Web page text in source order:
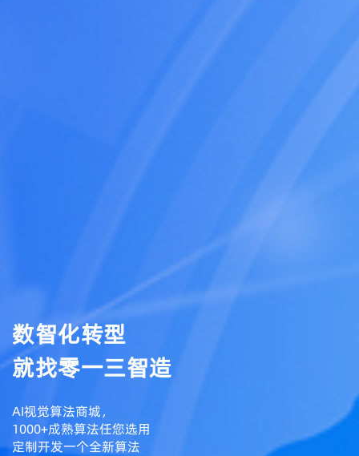
数智化转型
就找零一三智造
AI视觉算法商城，
1000+成熟算法任您选用
定制开发一个全新算法